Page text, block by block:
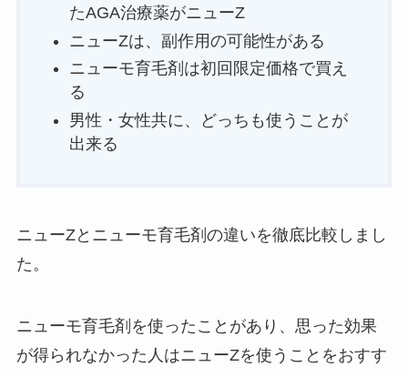
たAGA治療薬がニューZ
ニューZは、副作用の可能性がある
ニューモ育毛剤は初回限定価格で買え
る
男性・女性共に、どっちも使うことが
出来る
ニューZとニューモ育毛剤の違いを徹底比較しまし
た。
ニューモ育毛剤を使ったことがあり、思った効果
が得られなかった人はニューZを使うことをおすす